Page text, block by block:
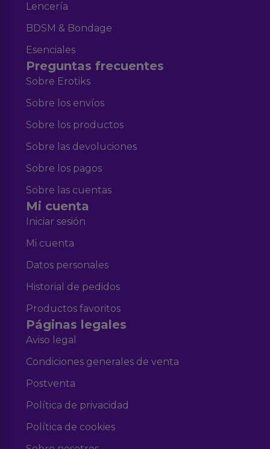
Lencería
BDSM & Bondage
Esenciales
Preguntas frecuentes
Sobre Erotiks
Sobre los envíos
Sobre los productos
Sobre las devoluciones
Sobre los pagos
Sobre las cuentas
Mi cuenta
Iniciar sesión
Mi cuenta
Datos personales
Historial de pedidos
Productos favoritos
Páginas legales
Aviso legal
Condiciones generales de venta
Postventa
Política de privacidad
Política de cookies